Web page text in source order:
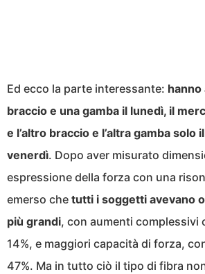
Ed ecco la parte interessante: hanno
braccio e una gamba il lunedì, il
e l’altro braccio e l’altra gamba solo
venerdì. Dopo aver misurato
espressione della forza con una
emerso che tutti i soggetti avevano
più grandi, con aumenti complessivi
14%, e maggiori capacità di forza,
47%. Ma in tutto ciò il tipo di fibra